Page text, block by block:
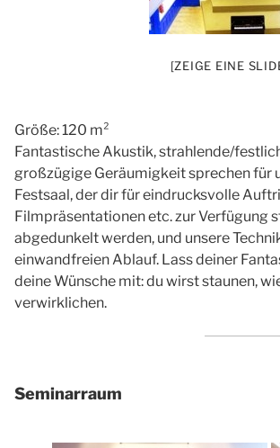
[ZEIGE EINE
Größe: 120 m²
Fantastische Akustik, strahlende/
großzügige Geräumigkeit sprechen für
Festsaal, der dir für eindrucksvolle
Filmpräsentationen etc. zur Verfügung
abgedunkelt werden, und unsere
einwandfreien Ablauf. Lass deiner
deine Wünsche mit: du wirst staunen,
verwirklichen.
Seminarraum